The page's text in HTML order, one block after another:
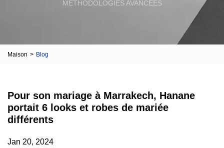
MÉTHODOLOGIES AVANCÉES
Maison > Blog
Pour son mariage à Marrakech, Hanane
portait 6 looks et robes de mariée
différents
Jan 20, 2024